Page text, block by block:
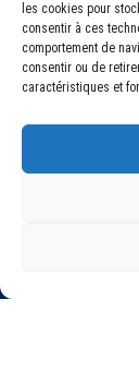
les cookies pour
consentir à ces
comportement de
consentir ou de
caractéristiques et
CS